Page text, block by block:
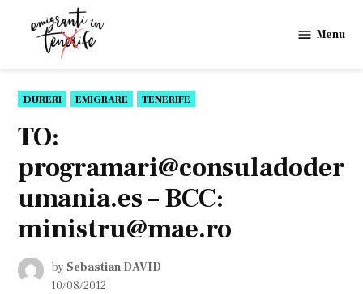
in
Menu
POSTED
IN
DURERI EMIGRARE TENERIFE
TO:
programari@consuladoder
umania.es– BCC:
ministru@mae.ro
by Sebastian DAVID
10/08/2012